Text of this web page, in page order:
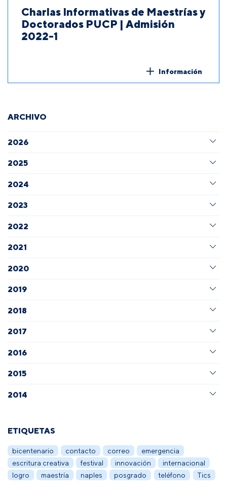
Charlas Informativas de Maestrías y
Doctorados PUCP | Admisión
2022-1
Información
ARCHIVO
2026
2025
2024
2023
2022
2021
2020
2019
2018
2017
2016
2015
2014
ETIQUETAS
bicentenario contacto correo
emergencia
escritura creativa
festival innovación
internacional
logro
maestría naples posgrado teléfono Tics